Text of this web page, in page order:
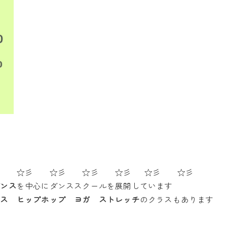
☆彡 ☆彡 ☆彡 ☆彡 ☆彡 ☆彡
スを中心にダンススクールを展開しています
ス ヒップホップ ヨガ ストレッチのクラスもあります